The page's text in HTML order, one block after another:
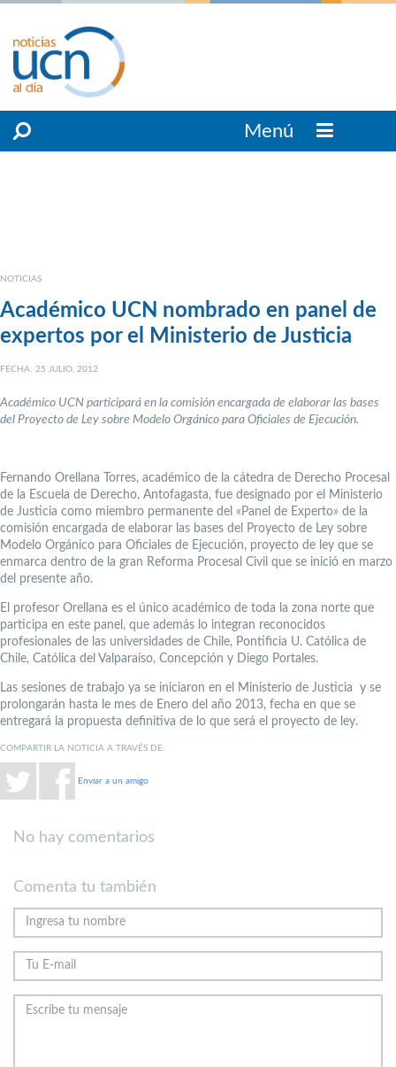
Menú
NOTICIAS
Académico UCN nombrado en panel de
expertos por el Ministerio de Justicia
FECHA: 25 JULIO, 2012
Académico UCN participará en la comisión encargada de elaborar las bases
del Proyecto de Ley sobre Modelo Orgánico para Oficiales de Ejecución.
Fernando Orellana Torres, académico de la cátedra de Derecho Procesal
de la Escuela de Derecho, Antofagasta, fue designado por el Ministerio
de Justicia como miembro permanente del «Panel de Experto» de la
comisión encargada de elaborar las bases del Proyecto de Ley sobre
Modelo Orgánico para Oficiales de Ejecución, proyecto de ley que se
enmarca dentro de la gran Reforma Procesal Civil que se inició en marzo
del presente año.
El profesor Orellana es el único académico de toda la zona norte que
participa en este panel, que además lo integran reconocidos
profesionales de las universidades de Chile, Pontificia U. Católica de
Chile, Católica del Valparaíso, Concepción y Diego Portales.
Las sesiones de trabajo ya se iniciaron en el Ministerio de Justicia y se
prolongarán hasta le mes de Enero del año 2013, fecha en que se
entregará la propuesta definitiva de lo que será el proyecto de ley.
COMPARTIR LA NOTICIA A TRAVÉS DE:
Enviar a un amigo
No hay comentarios
Comenta tu también